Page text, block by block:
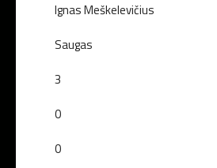
Ignas Meškelevičius
Saugas
3
0
0